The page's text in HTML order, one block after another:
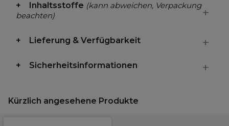
Inhaltsstoffe (kann abweichen, Verpackung
beachten)
Lieferung & Verfügbarkeit
Sicherheitsinformationen
Kürzlich angesehene Produkte